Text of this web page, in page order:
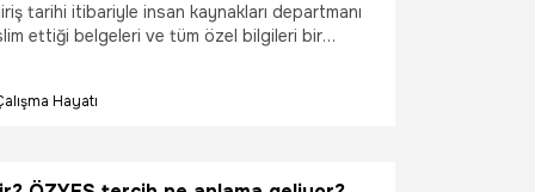
tarihi itibariyle insan kaynakları departmanı
ettiği belgeleri ve tüm özel bilgileri bir
verilir ve insan kaynaklarının kayıtlı
bilmeniz gerekenler...
Hayatı